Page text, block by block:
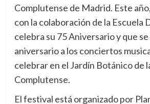
Complutense de Madrid. Este
con la colaboración de la Escuela
celebra su 75 Aniversario y que
aniversario a los conciertos
celebrar en el Jardín Botánico de
Complutense.
El festival está organizado por